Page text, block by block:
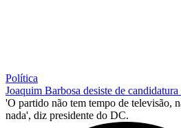
Política
Joaquim Barbosa desiste de
'O partido não tem tempo de televisão,
nada', diz presidente do DC.